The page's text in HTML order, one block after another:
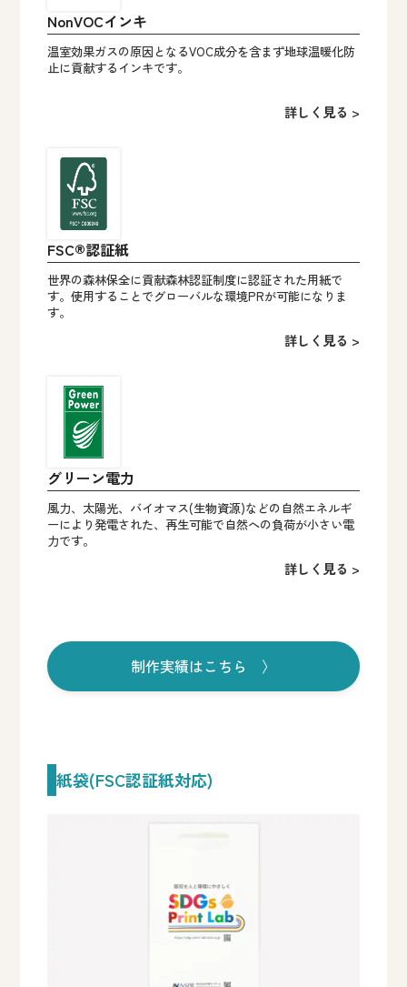
NonVOCインキ
温室効果ガスの原因となるVOC成分を含まず地球温暖化防
止に貢献するインキです。
詳しく見る >
FSC®認証紙
世界の森林保全に貢献森林認証制度に認証された用紙で
す。使用することでグローバルな環境PRが可能になりま
す。
詳しく見る >
グリーン電力
風力、太陽光、バイオマス(生物資源)などの自然エネルギ
ーにより発電された、再生可能で自然への負荷が小さい電
力です。
詳しく見る >
制作実績はこちら 〉
紙袋(FSC認証紙対応)